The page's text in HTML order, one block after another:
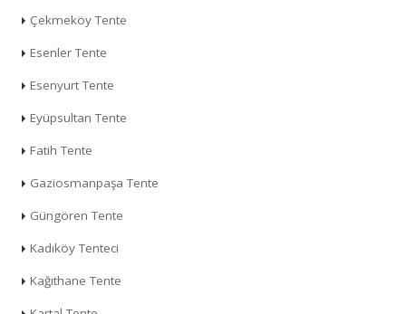
Çekmeköy Tente
Esenler Tente
Esenyurt Tente
Eyüpsultan Tente
Fatih Tente
Gaziosmanpaşa Tente
Güngören Tente
Kadıköy Tenteci
Kağıthane Tente